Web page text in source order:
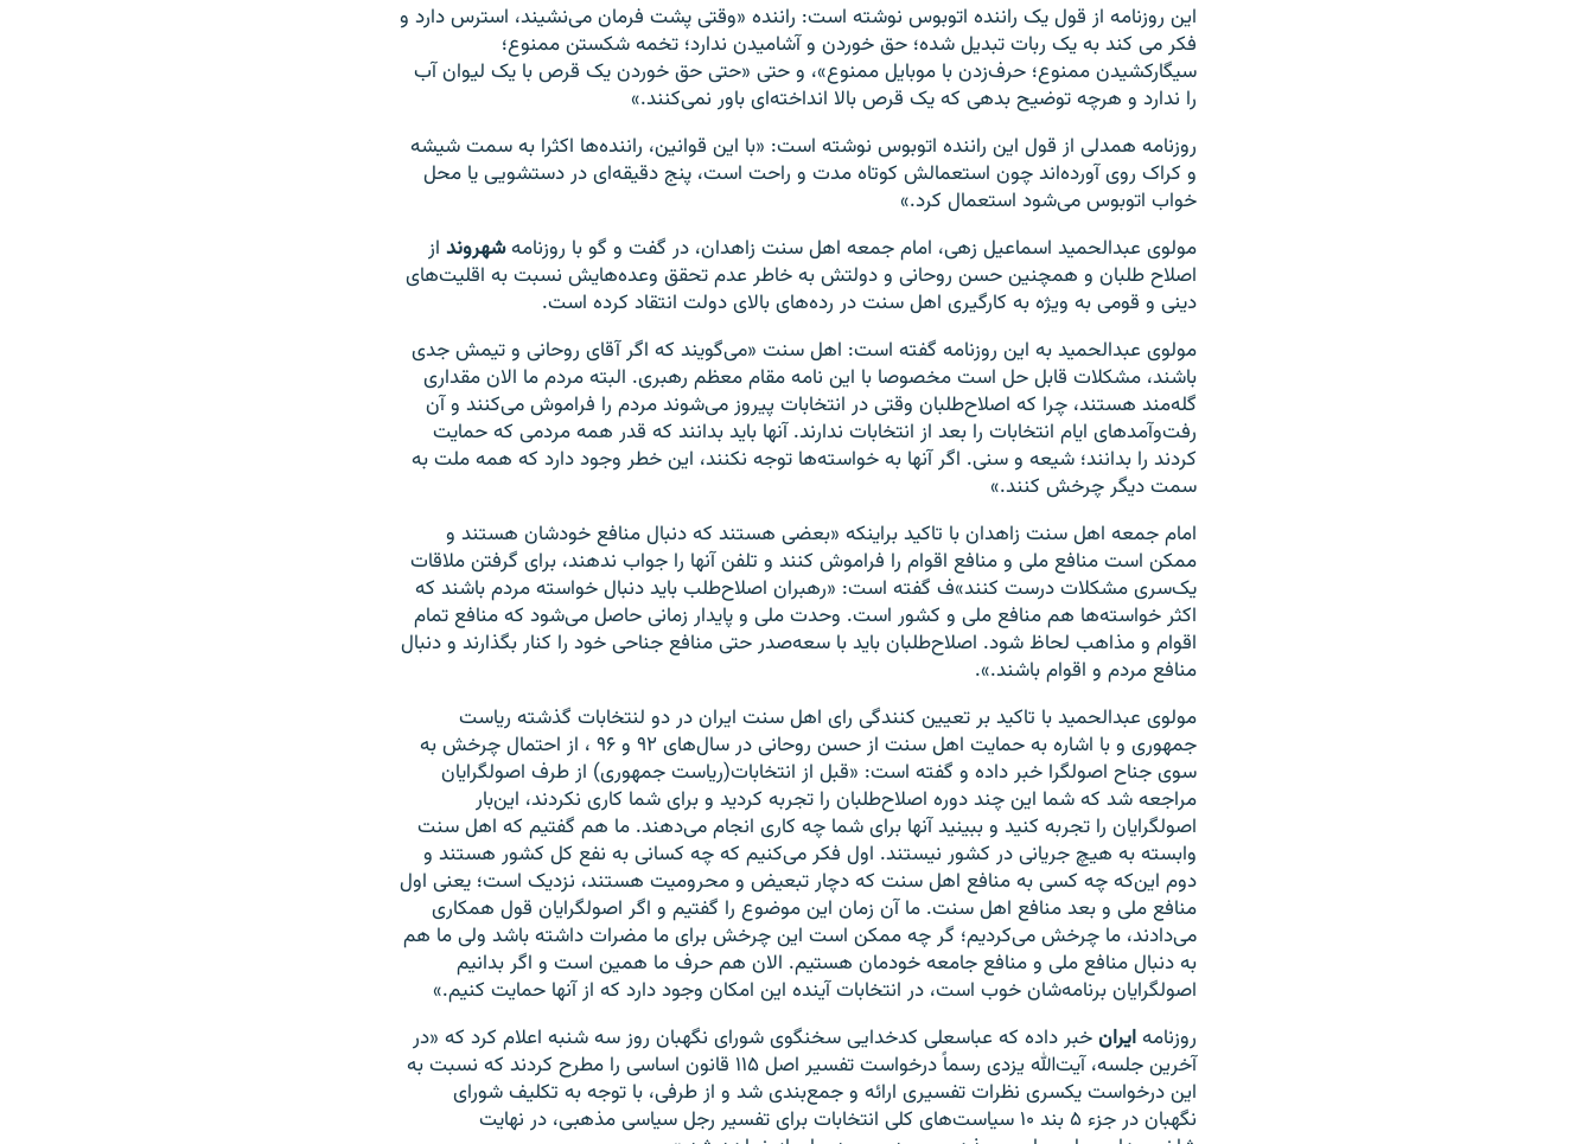
این روزنامه از قول یک راننده اتوبوس نوشته است: راننده «وقتی پشت فرمان می‌نشیند، استرس دارد و
فکر می کند به یک ربات تبدیل شده؛ حق خوردن و آشامیدن ندارد؛ تخمه شکستن ممنوع؛
سیگارکشیدن ممنوع؛ حرف‌زدن با موبایل ممنوع»، و حتی «حتی حق خوردن یک قرص با یک لیوان آب
را ندارد و هرچه توضیح بدهی که یک قرص بالا انداخته‌ای باور نمی‌کنند.»
روزنامه همدلی از قول این راننده اتوبوس نوشته است: «با این قوانین، راننده‌ها اکثرا به سمت شیشه
و کراک روی آورده‌اند چون استعمالش کوتاه مدت و راحت است، پنج دقیقه‌ای در دستشویی یا محل
خواب اتوبوس می‌شود استعمال کرد.»
مولوی عبدالحمید اسماعیل زهی، امام جمعه اهل سنت زاهدان، در گفت و گو با روزنامهشهروند از
اصلاح طلبان و همچنین حسن روحانی و دولتش به خاطر عدم تحقق وعده‌هایش نسبت به اقلیت‌های
دینی و قومی به ویژه به کارگیری اهل سنت در رده‌های بالای دولت انتقاد کرده است.
مولوی عبدالحمید به این روزنامه گفته است: اهل سنت «می‌گویند که اگر آقای روحانی و تیمش جدی
باشند، مشکلات قابل‌ حل است مخصوصا با این نامه مقام معظم رهبری. البته مردم ما الان مقداری
گله‌مند هستند، چرا که اصلاح‌طلبان وقتی در انتخابات پیروز می‌شوند مردم را فراموش می‌کنند و آن
رفت‌و‌آمد‌های ایام انتخابات را بعد از انتخابات ندارند. آنها باید بدانند که قدر همه مردمی که حمایت
کردند را بدانند؛ شیعه و سنی. اگر آنها به خواسته‌ها توجه نکنند، این خطر وجود دارد که همه ملت به
سمت دیگر چرخش کنند.»
امام جمعه اهل سنت زاهدان با تاکید براینکه «بعضی هستند که دنبال منافع خودشان هستند و
ممکن است منافع ملی و منافع اقوام را فراموش کنند و تلفن آنها را جواب ندهند، برای گرفتن ملاقات
یک‌سری مشکلات درست کنند»ف گفته است: «رهبران اصلاح‌طلب باید دنبال خواسته مردم باشند که
اکثر خواسته‌ها هم منافع ملی و کشور است. وحدت ملی و پایدار زمانی حاصل می‌شود که منافع تمام
اقوام و مذاهب لحاظ شود. اصلاح‌طلبان باید با سعه‌صدر حتی منافع جناحی خود را کنار بگذارند و دنبال
منافع مردم و اقوام باشند.».
مولوی عبدالحمید با تاکید بر تعیین کنندگی رای اهل سنت ایران در دو لنتخابات گذشته ریاست
جمهوری و با اشاره به حمایت اهل سنت از حسن روحانی در سال‌های ۹۲ و ۹۶ ، از احتمال چرخش به
سوی جناح اصولگرا خبر داده و گفته است: «قبل از انتخابات(ریاست جمهوری) از طرف اصولگرایان
مراجعه شد که شما این چند دوره اصلاح‌طلبان را تجربه کردید و برای شما کاری نکردند، این‌بار
اصولگرایان را تجربه کنید و ببینید آنها برای شما چه کاری انجام می‌دهند. ما هم گفتیم که اهل سنت
وابسته به هیچ جریانی در کشور نیستند. اول فکر می‌کنیم که چه کسانی به نفع کل کشور هستند و
دوم این‌که چه کسی به منافع اهل سنت که دچار تبعیض و محرومیت هستند، نزدیک است؛ یعنی اول
منافع ملی و بعد منافع اهل سنت. ما آن زمان این موضوع را گفتیم و اگر اصولگرایان قول همکاری
می‌دادند، ما چرخش می‌کردیم؛ گر چه ممکن است این چرخش برای ما مضرات داشته باشد ولی ما هم
به دنبال منافع ملی و منافع جامعه خودمان هستیم. الان هم حرف ما همین است و اگر بدانیم
اصولگرایان برنامه‌شان خوب است، در انتخابات آینده این امکان وجود دارد که از آنها حمایت کنیم.»
روزنامهایرانخبر داده که عباسعلی کدخدایی سخنگوی شورای نگهبان روز سه شنبه اعلام کرد که «در
آخرین جلسه، آیت‌الله یزدی رسماً درخواست تفسیر اصل ۱۱۵ قانون اساسی را مطرح کردند که نسبت به
این درخواست یکسری نظرات تفسیری ارائه و جمع‌بندی شد و از طرفی، با توجه به تکلیف شورای
نگهبان در جزء ۵ بند ۱۰ سیاست‌های کلی انتخابات برای تفسیر رجل سیاسی مذهبی، در نهایت